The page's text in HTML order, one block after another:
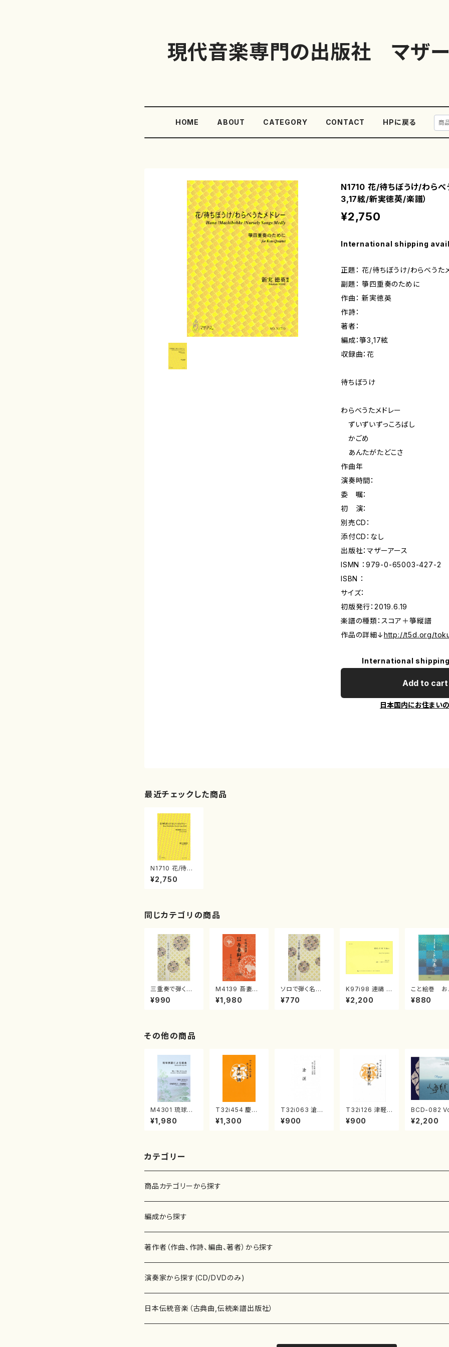
現代音楽専門の出版社 マザー
HOME ABOUT CATEGORY CONTACT HPに戻る
N1710 花/待ちぼうけ/わらべ
3,17絃/新実徳英/楽譜）
¥2,750
International shipping
正題： 花/待ちぼうけ/わらべうた
副題： 箏四重奏のために
作曲： 新実徳英
作詩：
著者：
編成：箏3,17絃
収録曲：花
待ちぼうけ
わらべうたメドレー
ずいずいずっころばし
かごめ
あんたがたどこさ
作曲年
演奏時間：
委 嘱：
初 演：
別売CD：
添付CD：なし
出版社：マザーアース
ISMN ：979-0-65003-427-2
ISBN ：
サイズ：
初版発行：2019.6.19
楽譜の種類：スコア＋箏縦譜
作品の詳細↓http://t5d.org/
International
Add to cart
日本国内にお住まい
最近チェックした商品
N1710 花/待ち
ぼうけ/わらべう
たメドレー（箏3,
¥2,750
同じカテゴリの商品
三重奏で弾く名
曲集 クリスマ
スメドレー( 箏
¥990
M4139 吾妻獅
子《箏曲楽譜》
（箏/宮城道雄
¥1,980
ソロで弾く名曲
集 クリスマス・
イブ／恋人がサ
¥770
K97i98 連禱 :
2台ピアノのため
の（2 Pianos /
¥2,200
こと絵巻 お
戸日本橋
¥880
その他の商品
M4301 琉球民
謡による組曲
（箏/牧野由多可
¥1,980
T32i454 慶祝
調（尺八/久本玄
智/楽譜）都山流
¥1,300
T32i063 滄溟
（尺八/野村正峰/
尺八/都山式譜）
¥900
T32i126 津軽
風土記（尺八/野
村峰山/尺八/都
¥900
BCD-082
age 田辺頌山
演奏によるマ
¥2,200
カテゴリー
商品カテゴリーから探す
楽譜
書籍
書籍
テキストブック
CD・DVD
チケット
編成から探す
邦楽器
箏・琴（ソロ）
箏・琴（合奏）
合唱
混声合唱
歌・声
著作者（作曲、作詩、編曲、著者）から探す
あ行
青木省三(アオキ ショウゾウ)
か行
演奏家から探す(CD/DVDのみ)
邦楽（箏、三味線、尺八等）演奏家
日本伝統音楽（古典曲,伝統楽譜出版社）